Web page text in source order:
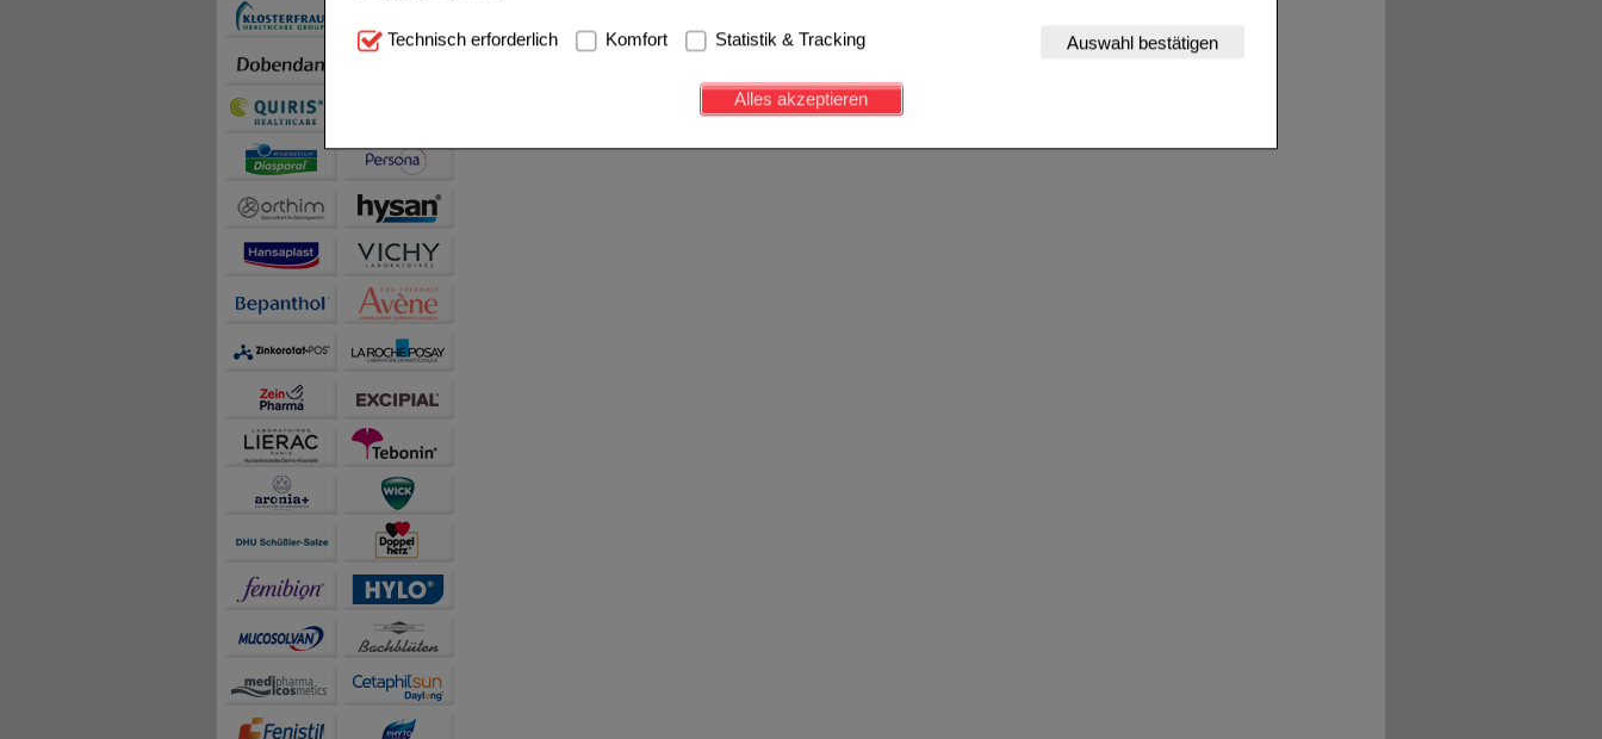
Technisch Notwendig: Hierbei handelt es sich um Cookies, die für die Grundfunktionen unserer Website
notwendig sind (z.B. Navigation, Warenkorb, Kundenkonto), weshalb auf diese nicht verzichtet werden kann.
Diese Cookies werden genutzt um das Einkaufserlebnis noch ansprechender zu gestalten,
beispielsweise für die Wiedererkennung des Besuchers oder unsere Seite an bevorzugte Verhaltensweisen (z.B.
Inhalte anzuzeigen und unser Partnerprogramm zu betreiben.
Statistik & Tracking:
sammeln, mit deren Hilfe wir unsere Website weiter für Sie optimieren können, den Inhalt auf unserer Website aber
auch die Werbung auf Drittseiten möglichst relevant für Sie zu gestalten. Bitte beachten Sie, dass Daten hierfür
teilweise an Dritte wie z.B. Google oder soziale Medien übertragen werden.
Technisch erforderlich Komfort Statistik & Tracking Auswahl bestätigen
Alles akzeptieren